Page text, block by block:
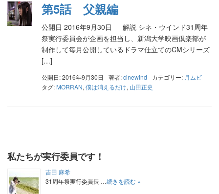
第5話 父親編
公開日 2016年9月30日 解説 シネ・ウインド31周年
祭実行委員会が企画を担当し、新潟大学映画倶楽部が
制作して毎月公開しているドラマ仕立てのCMシリーズ
[…]
公開日: 2016年9月30日 著者:cinewind カテゴリー: 月ムビ
タグ: MORRAN, 僕は消えるだけ, 山田正史
私たちが実行委員です！
吉田 麻希
31周年祭実行委員長 …続きを読む »